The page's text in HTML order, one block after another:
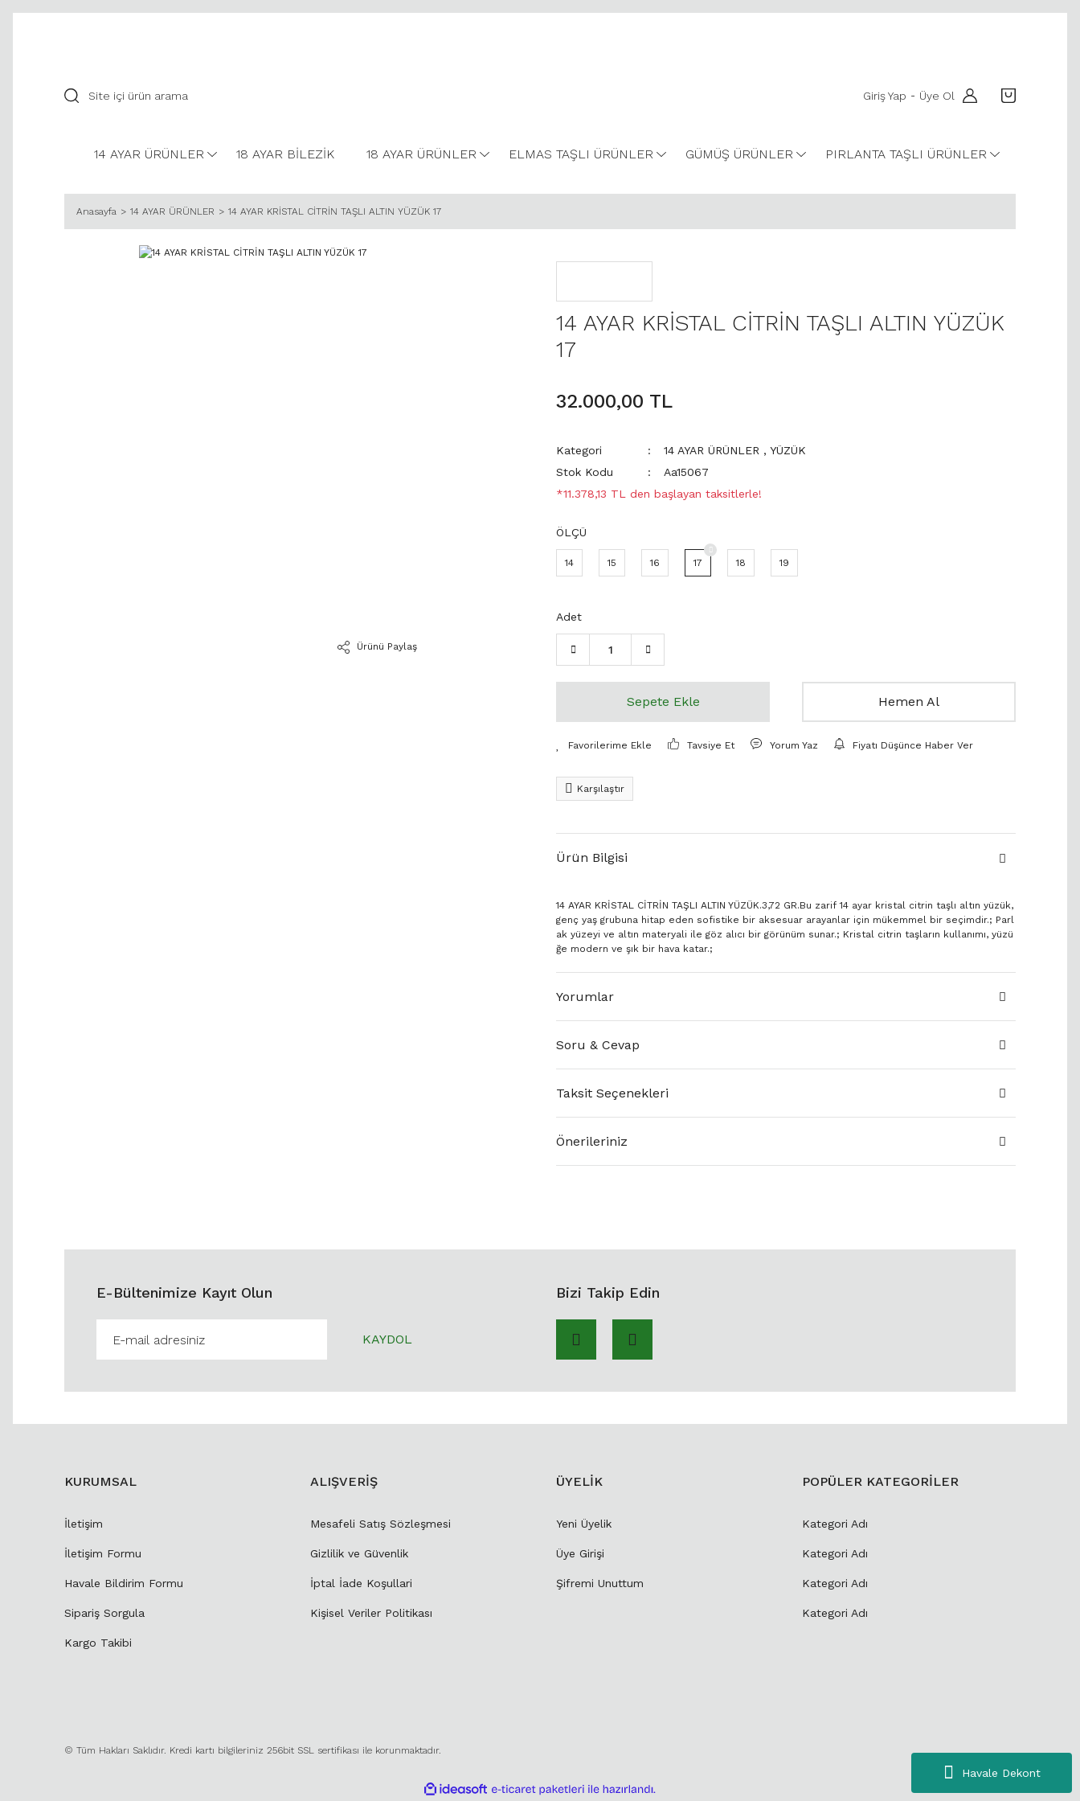
Havale Dekont
Giriş Yap - Üye Ol
14 AYAR ÜRÜNLER 18 AYAR BİLEZİK 18 AYAR ÜRÜNLER ELMAS TAŞLI ÜRÜNLER GÜMÜŞ ÜRÜNLER PIRLANTA TAŞLI ÜRÜNLER
Anasayfa 14 AYAR ÜRÜNLER 14 AYAR KRİSTAL CİTRİN TAŞLI ALTIN YÜZÜK 17
Ürünü Paylaş
14 AYAR KRİSTAL CİTRİN TAŞLI ALTIN YÜZÜK
17
32.000,00 TL
Kategori 14 AYAR ÜRÜNLER ,YÜZÜK
Stok Kodu
Aa15067
*11.378,13 TL den başlayan taksitlerle!
ÖLÇÜ
14 15 16 17 18 19
Adet
Sepete Ekle Hemen Al
Tavsiye Et Yorum Yaz Fiyatı Düşünce Haber Ver
Karşılaştır
Ürün Bilgisi
14 AYAR KRİSTAL CİTRİN TAŞLI ALTIN YÜZÜK.3,72 GR.Bu zarif 14 ayar kristal citrin taşlı altın yüzük,
genç yaş grubuna hitap eden sofistike bir aksesuar arayanlar için mükemmel bir seçimdir.; Parl
ak yüzeyi ve altın materyali ile göz alıcı bir görünüm sunar.; Kristal citrin taşların kullanımı, yüzü
ğe modern ve şık bir hava katar.;
Yorumlar
Soru & Cevap
Taksit Seçenekleri
Önerileriniz
E-Bültenimize Kayıt Olun
KAYDOL
Bizi Takip Edin
KURUMSAL
İletişim
İletişim Formu
Havale Bildirim Formu
Sipariş Sorgula
Kargo Takibi
ALIŞVERİŞ
Mesafeli Satış Sözleşmesi
Gizlilik ve Güvenlik
İptal İade Koşullari
Kişisel Veriler Politikası
ÜYELİK
Yeni Üyelik
Üye Girişi
Şifremi Unuttum
POPÜLER KATEGORİLER
Kategori Adı
Kategori Adı
Kategori Adı
Kategori Adı
© Tüm Hakları Saklıdır. Kredi kartı bilgileriniz 256bit SSL sertifikası ile korunmaktadır.
ideasoft
e-